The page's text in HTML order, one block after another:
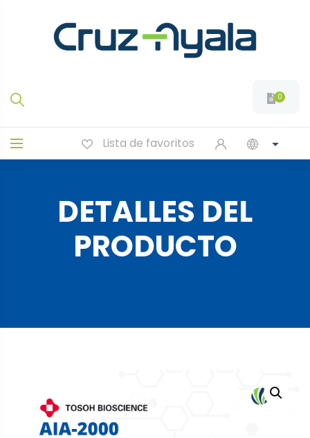
0
Lista de favoritos
DETALLES DEL
PRODUCTO